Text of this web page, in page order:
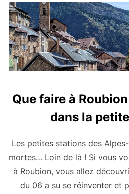
Que faire à
dans la
Les petites stations des
mortes… Loin de là ! Si vous
à Roubion, vous allez
du 06 a su se réinventer et